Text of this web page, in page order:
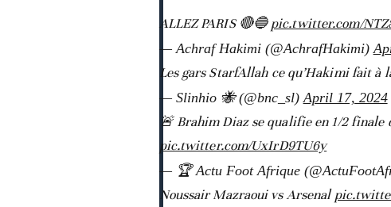
ALLEZ PARIS 🔴🔵pic.twitter.com/
— Achraf Hakimi (@AchrafHakimi)
Les gars StarfAllah ce qu’Hakimi fait
— Slinhio 🐝 (@bnc_sl) April 17, 2024
🚨 Brahim Diaz se qualifie en 1/2
pic.twitter.com/UxIrD9TU6y
— 🏆 Actu Foot Afrique
Noussair Mazraoui vs Arsenal